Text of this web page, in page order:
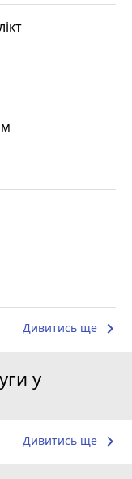
Дивитись ще keyboard_arrow_right
у
Дивитись ще keyboard_arrow_right